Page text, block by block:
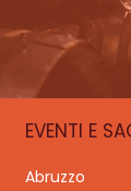
EVENTI E
Abruzzo